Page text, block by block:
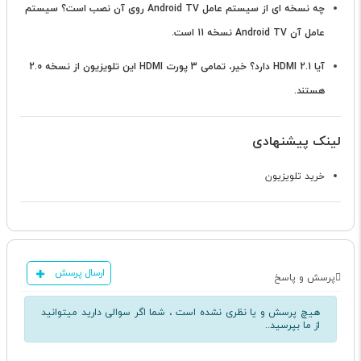
چه نسخه ای از سیستم عامل Android TV روی آن نصب است؟
سیستم
عامل آن Android TV نسخه 11 است.
آیا HDMI 2.1 دارد؟
خیر، تمامی 3 پورت HDMI این تلویزیون از نسخه 2.0
هستند.
لینک پیشنهادی
خرید تلویزیون
پرسش و پاسخ ارسال پرسش
هیچ پرسش و یا نظری نشده است ، شما اگر سوالی دارید میتوانید
از ما بپرسید..